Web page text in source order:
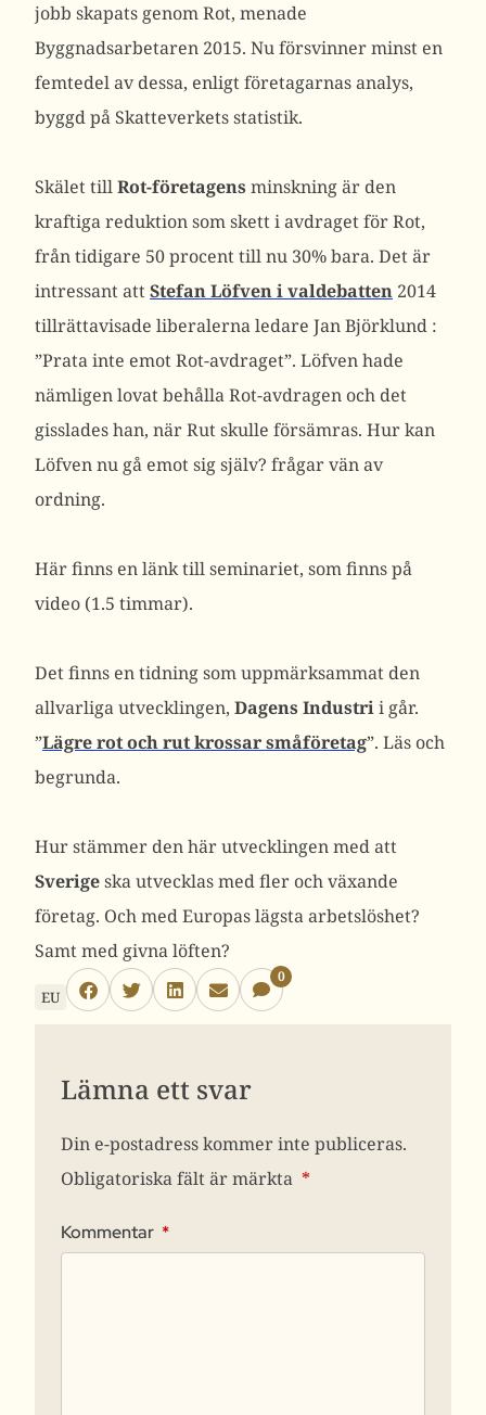
jobb skapats genom Rot, menade
Byggnadsarbetaren 2015. Nu försvinner minst en
femtedel av dessa, enligt företagarnas analys,
byggd på Skatteverkets statistik.
Skälet tillRot-företagens minskning är den
kraftiga reduktion som skett i avdraget för Rot,
från tidigare 50 procent till nu 30% bara. Det är
intressant attStefan Löfven i valdebatten 2014
tillrättavisade liberalerna ledare Jan Björklund :
”Prata inte emot Rot-avdraget”. Löfven hade
nämligen lovat behålla Rot-avdragen och det
gisslades han, när Rut skulle försämras. Hur kan
Löfven nu gå emot sig själv? frågar vän av
ordning.
Här finns en länk till seminariet, som finns på
video (1.5 timmar).
Det finns en tidning som uppmärksammat den
allvarliga utvecklingen, Dagens Industrii går.
”Lägre rot och rut krossar småföretag”. Läs och
begrunda.
Hur stämmer den här utvecklingen med att
Sverigeska utvecklas med fler och växande
företag. Och med Europas lägsta arbetslöshet?
Samt med givna löften?
EU
0
Lämna ett svar
Din e-postadress kommer inte publiceras.
Obligatoriska fält är märkta *
Kommentar *